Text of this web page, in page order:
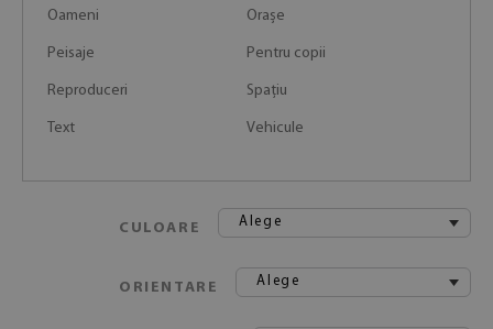
Oameni Orașe
Peisaje Pentru copii
Reproduceri Spațiu
Text Vehicule
CULOARE Alege
ORIENTARE Alege